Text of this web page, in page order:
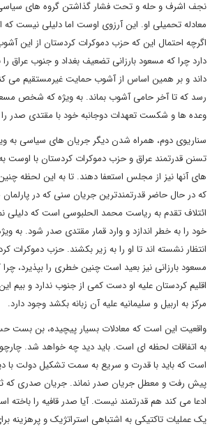
نجف اشرف و حله و تحت فشار گذاشتن گروه های سیاسی
معادله تحمیلی او. این آرزوی اوست اما دلیلی نیست که
اگرچه احتمال این که حزب دموکرات کردستان از این
دارد چرا که مسعود بارزانی تضعیف بغداد و جنوب عراق
داند و بر همین اساس از آشوب حمایت غیرمستقیم می
رسد که تا آخر حامی آشوب بماند. به ویژه که شخص
وعده ها و شکست تعهدات دوجانبه خود با مقتدی صدر
سناریوی دوم، همراه شدن دیگر جریان های سیاسی به
تسنن قدرتمند عراق و حزب دموکرات کردستان با اوست
های آنها نیز از مجلس استعفا دهند. تا به این لحظه
که در حال حاضر قدرتمندترین جریان سنی که در
ائتلاف تقدم به ریاست محمد الحلبوسی است که دلیلی
خود را به خطر اندازد و وارد قمار مقتدی صدر شود. به
انتظار نشسته اند تا او را به زیر بکشند. حزب دموکرات
مسعود بارزانی نیز بعید است چنین خطری را بپذیرد،
اقلیم کردستان علیه او دست کمی از جنوب ندارد و بیم
مرکز به اربیل و سلیمانیه علیه آن زبانه بکشد وجود دارد.
واقعیت این است که معادلات بسیار پیچیده، بن
به اتفاقات لحظه ای است. باید دید چه خواهد شد.
است که باید با قدرت و سریع به سمت تشکیل دولت با
پیش رفت و معطل جریان صدر نماند. جریان صدری که
ادعا می کند هم قدرتمند نیست. آیا صدر قافیه را باخته
یک عملیات تاکتیکی به اشتباهی استراتژیک و پرهزینه